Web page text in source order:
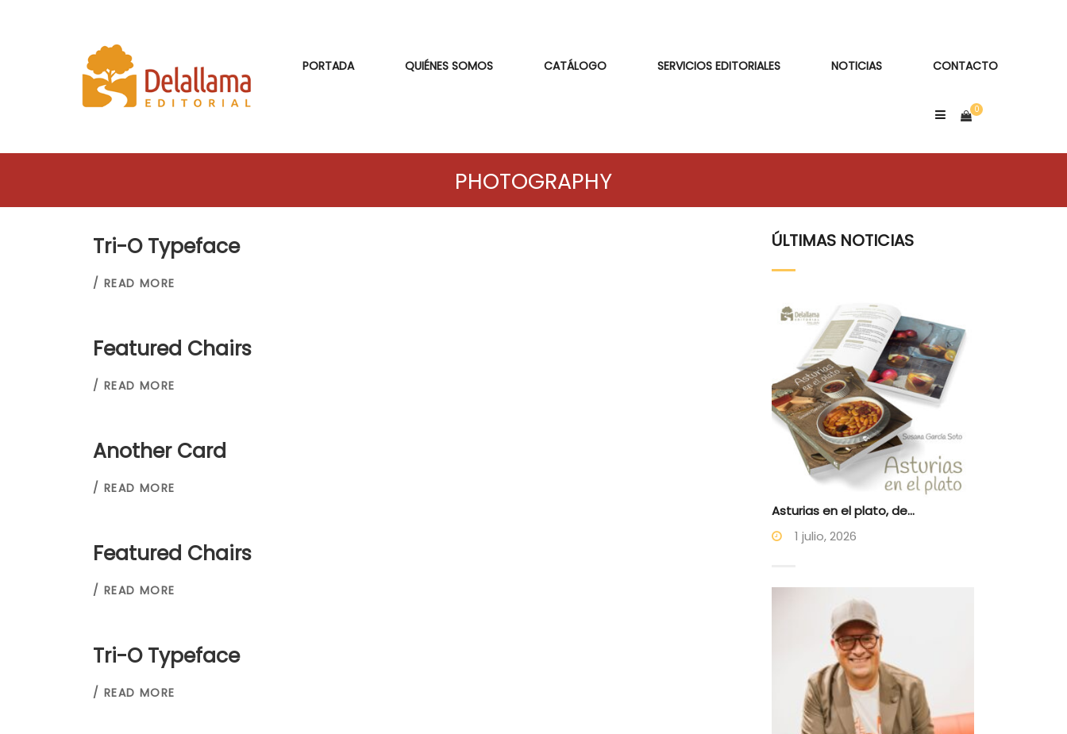
PORTADA QUIÉNES SOMOS CATÁLOGO SERVICIOS EDITORIALES NOTICIAS CONTACTO
PHOTOGRAPHY
Tri-O Typeface
/ READ MORE
Featured Chairs
/ READ MORE
Another Card
/ READ MORE
Featured Chairs
/ READ MORE
Tri-O Typeface
/ READ MORE
ÚLTIMAS NOTICIAS
Asturias en el plato, de...
1 julio, 2026